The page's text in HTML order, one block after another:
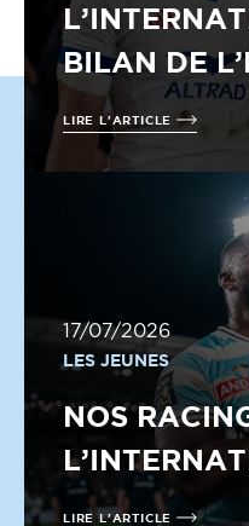
BILAN DE
LIRE L'ARTICLE
17/07/2026
LES JEUNES
NOS
LIRE L'ARTICLE